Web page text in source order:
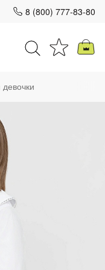
8 (800) 777-83-80